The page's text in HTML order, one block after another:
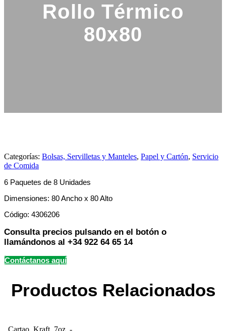
Rollo Térmico
80x80
Categorías: Bolsas, Servilletas y Manteles, Papel y Cartón, Servicio
de Comida
6 Paquetes de 8 Unidades
Dimensiones: 80 Ancho x 80 Alto
Código: 4306206
Consulta precios pulsando en el botón o
llamándonos al +34 922 64 65 14
Contáctanos aquí
Productos Relacionados